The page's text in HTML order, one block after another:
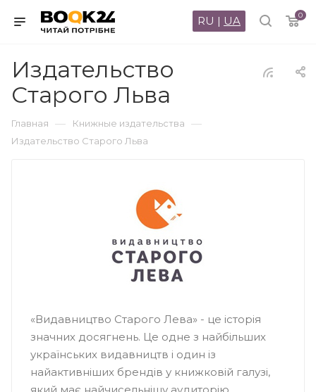
0
RU | UA
Издательство
Старого Льва
Главная — Книжные издательства —
Издательство Старого Льва
«Видавництво Старого Лева» - це історія
значних досягнень. Це одне з найбільших
українських видавництв і один із
найактивніших брендів у книжковій галузі,